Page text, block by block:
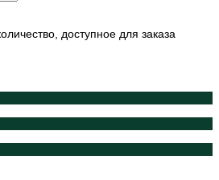
доступное для заказа